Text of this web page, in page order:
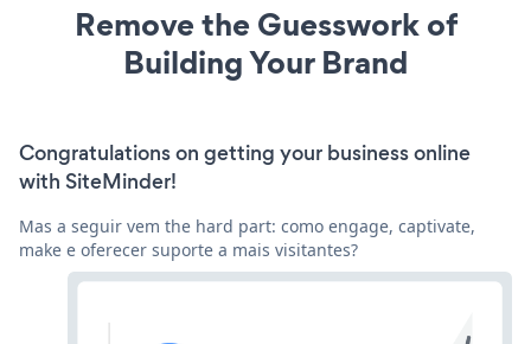
Remove the Guesswork of
Building Your Brand
Congratulations on getting your business online
with SiteMinder!
Mas a seguir vem the hard part: como engage, captivate,
make e oferecer suporte a mais visitantes?